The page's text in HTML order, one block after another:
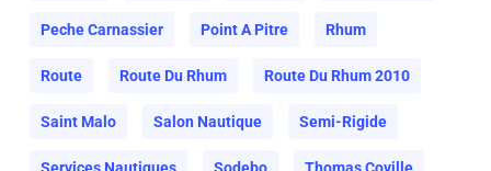
Peche Carnassier Point A Pitre Rhum
Route Route Du Rhum Route Du Rhum 2010
Saint Malo Salon Nautique Semi-Rigide